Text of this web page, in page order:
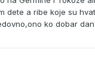
dete a ribe koje su
ko dobar dan